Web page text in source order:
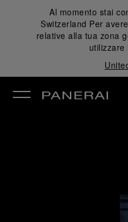
Al momento stai
Switzerland Per
relative alla tua zona
utilizzare